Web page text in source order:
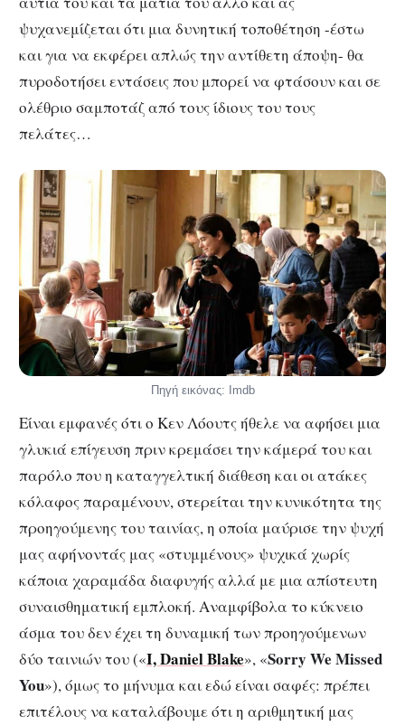
ψυχανεμίζεται ότι μια δυνητική τοποθέτηση -έστω
και για να εκφέρει απλώς την αντίθετη άποψη- θα
πυροδοτήσει εντάσεις που μπορεί να φτάσουν και σε
ολέθριο σαμποτάζ από τους ίδιους του τους
πελάτες…
Πηγή εικόνας: Imdb
Είναι εμφανές ότι ο Κεν Λόουτς ήθελε να αφήσει μια
γλυκιά επίγευση πριν κρεμάσει την κάμερά του και
παρόλο που η καταγγελτική διάθεση και οι ατάκες
κόλαφος παραμένουν, στερείται την κυνικότητα της
προηγούμενης του ταινίας, η οποία μαύρισε την ψυχή
μας αφήνοντάς μας «στυμμένους» ψυχικά χωρίς
κάποια χαραμάδα διαφυγής αλλά με μια απίστευτη
συναισθηματική εμπλοκή. Αναμφίβολα το κύκνειο
άσμα του δεν έχει τη δυναμική των προηγούμενων
δύο ταινιών του («I, Daniel Blake», «Sorry We Missed
You»), όμως το μήνυμα και εδώ είναι σαφές: πρέπει
επιτέλους να καταλάβουμε ότι η αριθμητική μας